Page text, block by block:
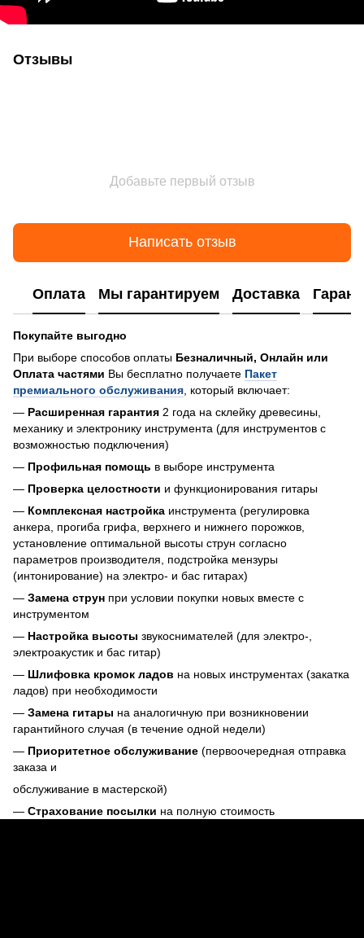
Отзывы
Добавьте первый отзыв
Написать отзыв
Оплата Мы гарантируем Доставка
Покупайте выгодно
При выборе способов оплаты Безналичный, Онлайн или
Оплата частями Вы бесплатно получаете Пакет
премиального обслуживания , который включает:
— Расширенная гарантия 2 года на склейку древесины,
механику и электронику инструмента (для инструментов с
возможностью подключения)
— Профильная помощь в выборе инструмента
— Проверка целостности и функционирования гитары
— Комплексная настройка инструмента (регулировка
анкера, прогиба грифа, верхнего и нижнего порожков,
установление оптимальной высоты струн согласно
параметров производителя, подстройка мензуры
(интонирование) на электро- и бас гитарах)
— Замена струн при условии покупки новых вместе с
инструментом
— Настройка высоты звукоснимателей (для электро-,
электроакустик и бас гитар)
— Шлифовка кромок ладов на новых инструментах (закатка
ладов) при необходимости
— Замена гитары на аналогичную при возникновении
гарантийного случая (в течение одной недели)
— Приоритетное обслуживание (первоочередная отправка
заказа и
обслуживание в мастерской)
— Страхование посылки на полную стоимость